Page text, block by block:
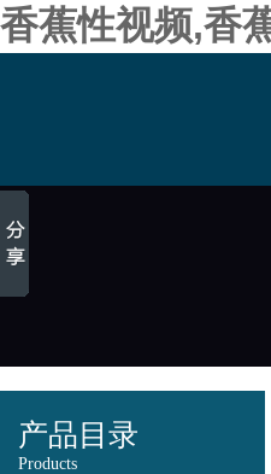
香蕉性视频,香
产品目录
Products